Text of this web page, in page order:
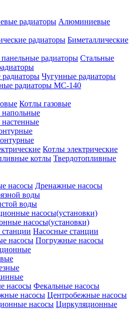
Алюминиевые
Биметаллические
Стальные
Чугунные радиаторы
радиаторы МС-140
Котлы газовые
Котлы электрические
Твердотопливные
Дренажные насосы
воды
воды
насосы(установки)
Насосные станции
Погружные насосы
Фекальные насосы
Центробежные насосы
Циркуляционные